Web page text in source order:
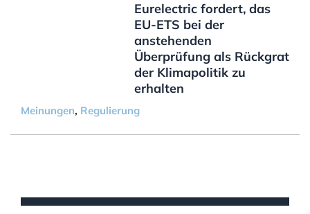
Eurelectric fordert, das
EU-ETS bei der
anstehenden
Überprüfung als Rückgrat
der Klimapolitik zu
erhalten
Meinungen, Regulierung